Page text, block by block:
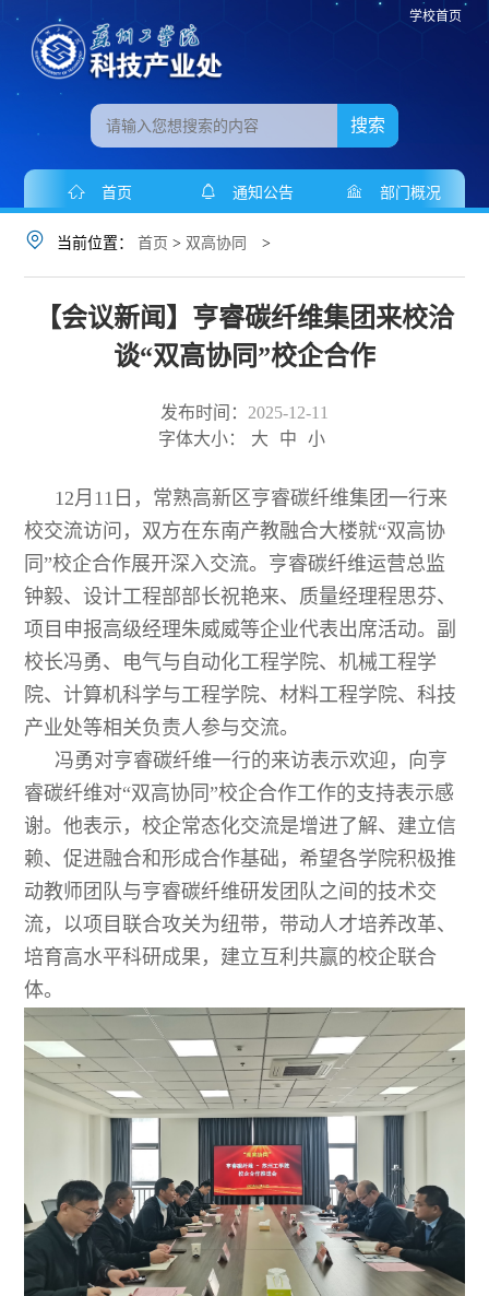
学校首页
搜索
首页 通知公告 部门概况
当前位置：首页 > 双高协同 >
【会议新闻】亨睿碳纤维集团来校洽
谈“双高协同”校企合作
发布时间： 2025-12-11
字体大小：
大 中 小
12月11日，常熟高新区亨睿碳纤维集团一行来
校交流访问，双方在东南产教融合大楼就“双高协
同”校企合作展开深入交流。亨睿碳纤维运营总监
钟毅、设计工程部部长祝艳来、质量经理程思芬、
项目申报高级经理朱威威等企业代表出席活动。副
校长冯勇、电气与自动化工程学院、机械工程学
院、计算机科学与工程学院、材料工程学院、科技
产业处等相关负责人参与交流。
冯勇对亨睿碳纤维一行的来访表示欢迎，向亨
睿碳纤维对“双高协同”校企合作工作的支持表示感
谢。他表示，校企常态化交流是增进了解、建立信
赖、促进融合和形成合作基础，希望各学院积极推
动教师团队与亨睿碳纤维研发团队之间的技术交
流，以项目联合攻关为纽带，带动人才培养改革、
培育高水平科研成果，建立互利共赢的校企联合
体。